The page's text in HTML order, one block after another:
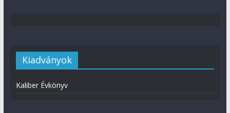
Kiadványok
Kaliber Évkönyv